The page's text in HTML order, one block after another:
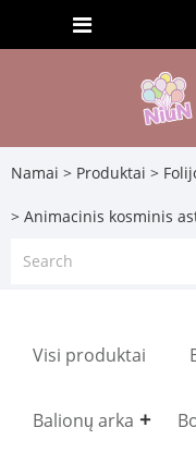
Namai > Produktai >
> Animacinis kosminis
Visi produktai
Balionų arka